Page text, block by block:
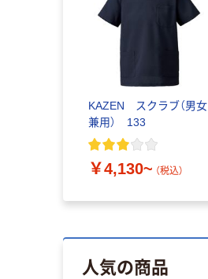
KAZEN スクラブ（男女
兼用） 133
￥4,130~ （税込）
人気の商品